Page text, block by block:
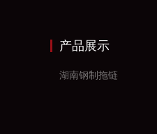
产品展示
湖南钢制拖链